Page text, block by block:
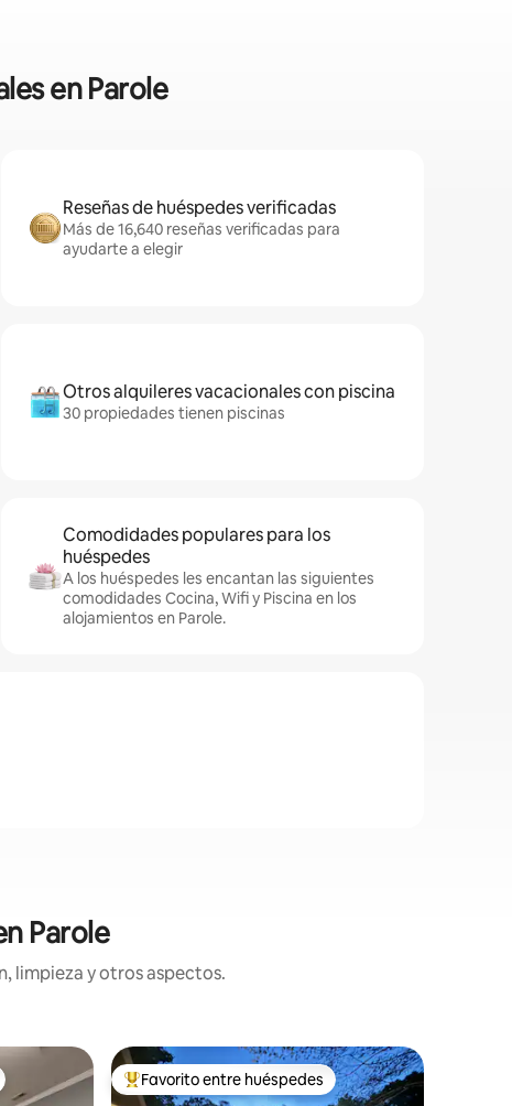
en Parole
Reseñas de huéspedes verificadas
Más de 16,640 reseñas verificadas para
ayudarte a elegir
Otros alquileres vacacionales con piscina
30 propiedades tienen piscinas
Comodidades populares para los
huéspedes
A los huéspedes les encantan las siguientes
comodidades Cocina, Wifi y Piscina en los
alojamientos en Parole.
Parole
limpieza y otros aspectos.
Favorito entre huéspedes preferido
Favorito entre huéspedes